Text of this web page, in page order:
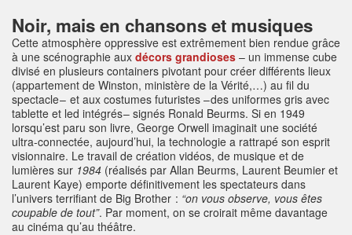
Noir, mais en chansons et musiques
Cette atmosphère oppressive est extrêmement bien rendue grâce
à une scénographie aux décors grandioses – un immense cube
divisé en plusieurs containers pivotant pour créer différents lieux
(appartement de Winston, ministère de la Vérité,…) au fil du
spectacle – et aux costumes futuristes – des uniformes gris avec
tablette et led intégrés – signés Ronald Beurms. Si en 1949
lorsqu’est paru son livre, George Orwell imaginait une société
ultra-connectée, aujourd’hui, la technologie a rattrapé son esprit
visionnaire. Le travail de création vidéos, de musique et de
lumières sur 1984 (réalisés par Allan Beurms, Laurent Beumier et
Laurent Kaye) emporte définitivement les spectateurs dans
l’univers terrifiant de Big Brother : “on vous observe, vous êtes
coupable de tout”. Par moment, on se croirait même davantage
au cinéma qu’au théâtre.